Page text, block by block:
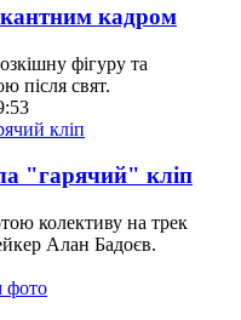
кадром
фігуру та
після свят.
"гарячий" кліп
колективу на трек
Алан Бадоєв.